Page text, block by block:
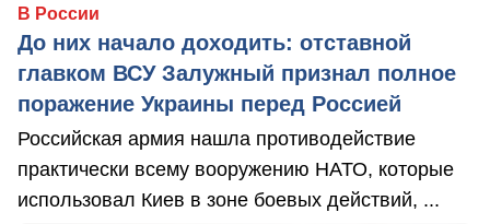
В России
До них начало доходить: отставной
главком ВСУ Залужный признал полное
поражение Украины перед Россией
Российская армия нашла противодействие
практически всему вооружению НАТО, которые
использовал Киев в зоне боевых действий, ...